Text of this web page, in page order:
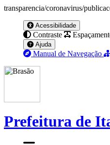
transparencia/coronavirus/
Acessibilidade
Contraste
Ajuda
Manual de Navegação
Prefeitura de